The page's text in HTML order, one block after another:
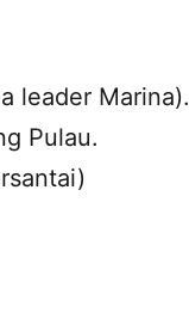
leader Marina).
Pulau.